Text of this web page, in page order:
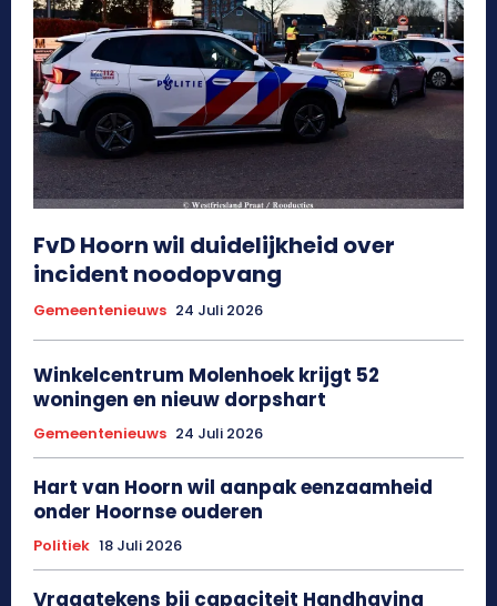
FvD Hoorn wil duidelijkheid over
incident noodopvang
Gemeentenieuws 24 Juli 2026
Winkelcentrum Molenhoek krijgt 52
woningen en nieuw dorpshart
Gemeentenieuws 24 Juli 2026
Hart van Hoorn wil aanpak eenzaamheid
onder Hoornse ouderen
Politiek 18 Juli 2026
Vraagtekens bij capaciteit Handhaving